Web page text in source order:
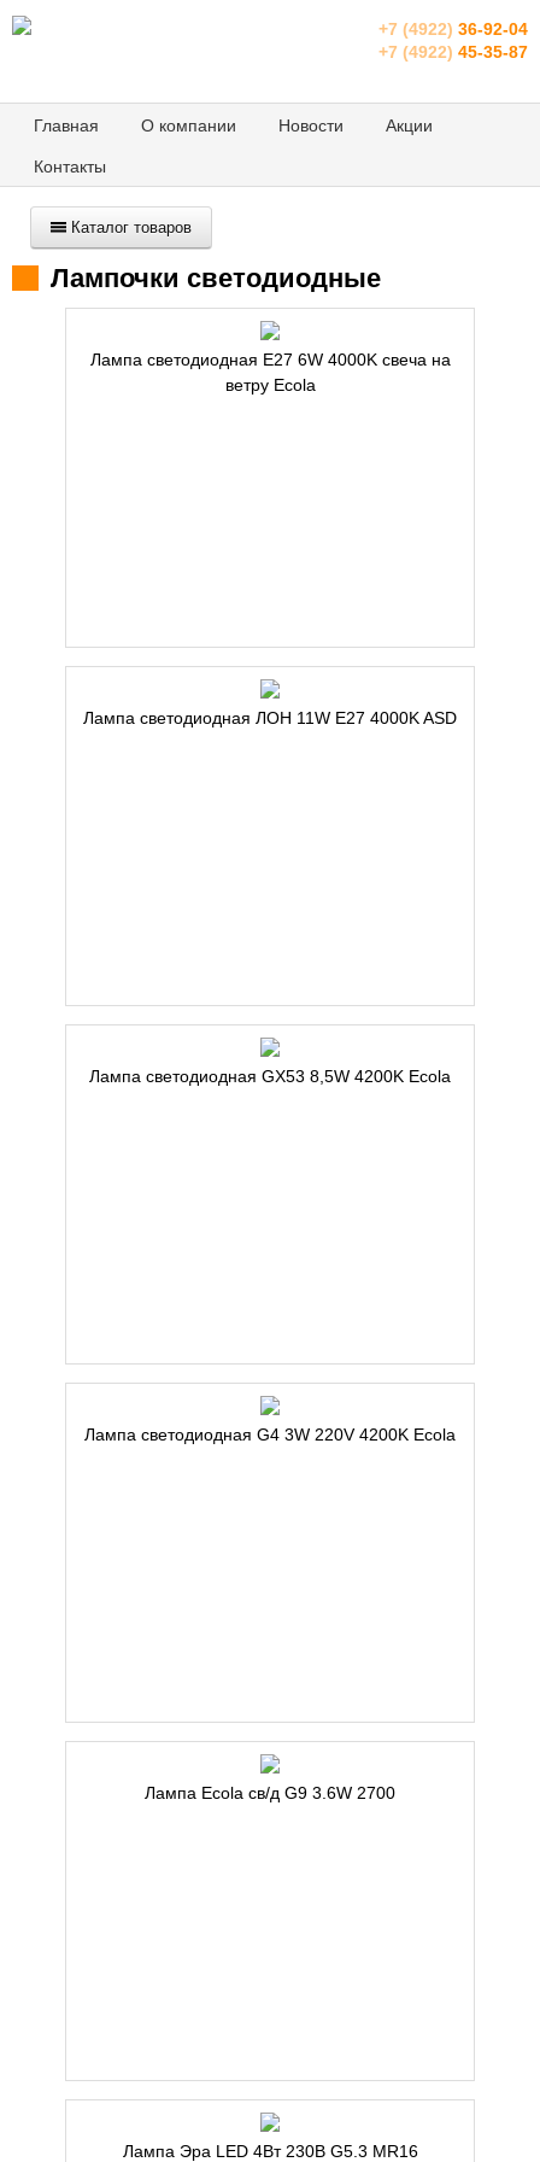
+7 (4922) 36-92-04
+7 (4922) 45-35-87
Главная О компании Новости Акции
Контакты
Каталог товаров
Лампочки светодиодные
Лампа светодиодная E27 6W 4000K свеча на
ветру Ecola
Лампа светодиодная ЛОН 11W E27 4000K ASD
Лампа светодиодная GX53 8,5W 4200K Ecola
Лампа светодиодная G4 3W 220V 4200K Ecola
Лампа Ecola св/д G9 3.6W 2700
Лампа Эра LED 4Вт 230В G5.3 MR16